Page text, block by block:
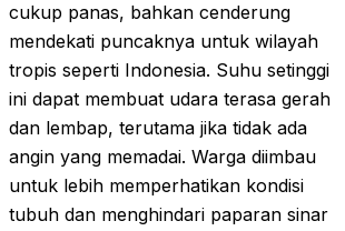
cukup panas, bahkan cenderung
mendekati puncaknya untuk wilayah
tropis seperti Indonesia. Suhu setinggi
ini dapat membuat udara terasa gerah
dan lembap, terutama jika tidak ada
angin yang memadai. Warga diimbau
untuk lebih memperhatikan kondisi
tubuh dan menghindari paparan sinar